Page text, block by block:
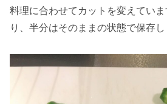
料理に合わせてカットを変えてい
り、半分はそのままの状態で保存し